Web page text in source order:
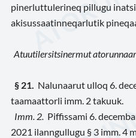
pinerluttulerineq pillugu
akisussaatinneqarlutik
Atuutilersitsinermut
§ 21.
Nalunaarut ulloq 6.
taamaattorli imm. 2 takuuk.
Imm. 2. Piffissami 6.
2021 ilanngullugu § 3 imm. 4